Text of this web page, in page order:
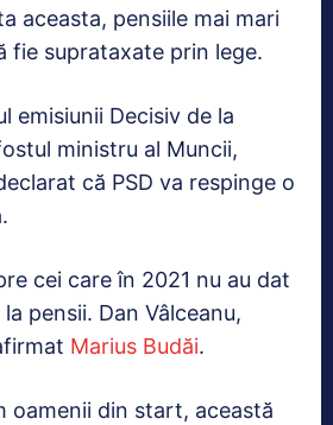
aceasta, pensiile mai mari
fie suprataxate prin lege.
emisiunii Decisiv de la
ministru al Muncii,
că PSD va respinge o
cei care în 2021 nu au dat
pensii. Dan Vâlceanu,
Marius Budăi.
oamenii din start, această